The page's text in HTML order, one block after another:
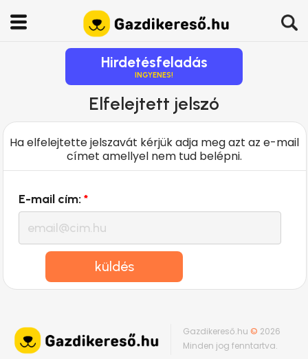
Hirdetésfeladás
INGYENES!
Elfelejtett jelszó
Ha elfelejtette jelszavát kérjük adja meg azt az e-mail
címet amellyel nem tud belépni.
E-mail cím:*
küldés
Gazdikereső.hu © 2026
Minden jog fenntartva.